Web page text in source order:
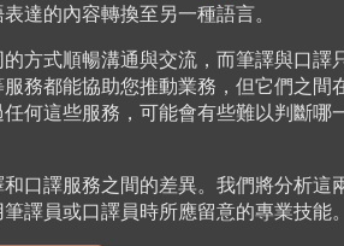
達的內容轉換至另一種語言。
方式順暢溝通與交流，而筆譯與口譯
務都能協助您推動業務，但它們之間
何這些服務，可能會有些難以判斷哪
口譯服務之間的差異。我們將分析這
譯員或口譯員時所應留意的專業技能。